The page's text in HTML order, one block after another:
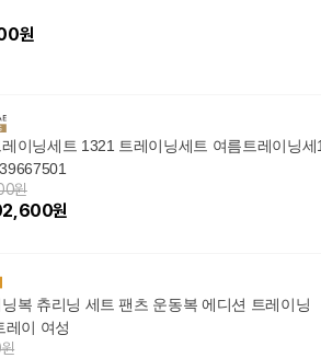
원
이닝세트 1321 트레이닝세트 여름트레이닝세
원
원
닝복 츄리닝 세트 팬츠 운동복 에디션 트레이닝
레이 여성